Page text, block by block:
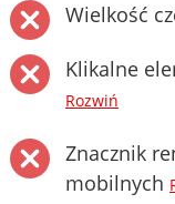
Wielkość
Klikalne
Rozwiń
Znacznik
mobilnych